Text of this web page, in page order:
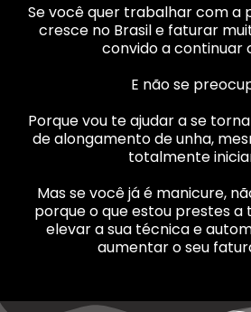
Se você quer trabalhar com a
cresce no Brasil e faturar
convido a continuar
E não se
Porque vou te ajudar a se
de alongamento de unha,
totalmente
Mas se você já é manicure,
porque o que estou prestes
elevar a sua técnica e
aumentar o seu